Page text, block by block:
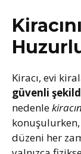
Kiracı, evi
güvenli
nedenle
konuşulurken,
düzeni her